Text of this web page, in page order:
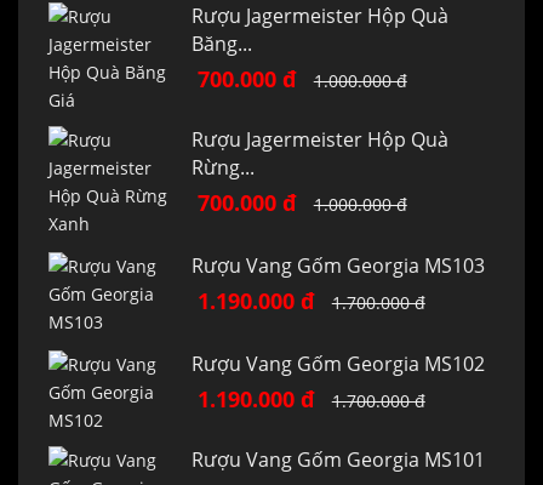
Rượu Jagermeister Hộp Quà
Băng...
700.000 đ 1.000.000 đ
Rượu Jagermeister Hộp Quà
Rừng...
700.000 đ 1.000.000 đ
Rượu Vang Gốm Georgia MS103
1.190.000 đ 1.700.000 đ
Rượu Vang Gốm Georgia MS102
1.190.000 đ 1.700.000 đ
Rượu Vang Gốm Georgia MS101